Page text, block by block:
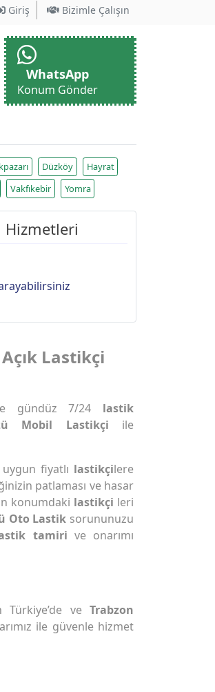
Giriş Bizimle Çalışın
WhatsApp
Konum Gönder
Düzköy
Hayrat
Vakfıkebir Yomra
Hizmetleri
Lastikçi
gündüz 7/24 lastik
Mobil Lastikçi ile
fiyatlı lastikçilere
patlaması ve hasar
konumdaki lastikçi leri
Oto Lastik sorununuzu
tamiri ve onarımı
Türkiye’de veTrabzon
ile güvenle hizmet